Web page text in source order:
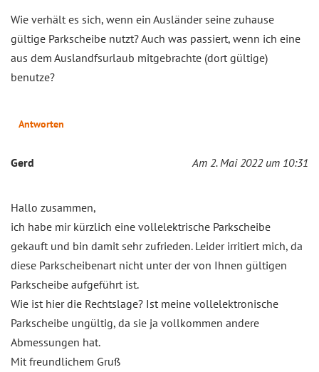
Wie verhält es sich, wenn ein Ausländer seine zuhause
gültige Parkscheibe nutzt? Auch was passiert, wenn ich eine
aus dem Auslandfsurlaub mitgebrachte (dort gültige)
benutze?
Antworten
Gerd Am 2. Mai 2022 um 10:31
Hallo zusammen,
ich habe mir kürzlich eine vollelektrische Parkscheibe
gekauft und bin damit sehr zufrieden. Leider irritiert mich, da
diese Parkscheibenart nicht unter der von Ihnen gültigen
Parkscheibe aufgeführt ist.
Wie ist hier die Rechtslage? Ist meine vollelektronische
Parkscheibe ungültig, da sie ja vollkommen andere
Abmessungen hat.
Mit freundlichem Gruß